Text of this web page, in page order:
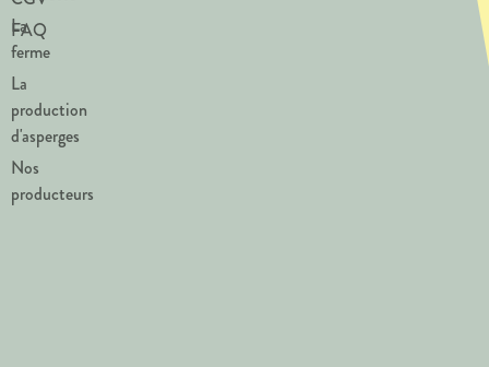
La
ferme
La
production
d'asperges
Nos
producteurs
FAQ